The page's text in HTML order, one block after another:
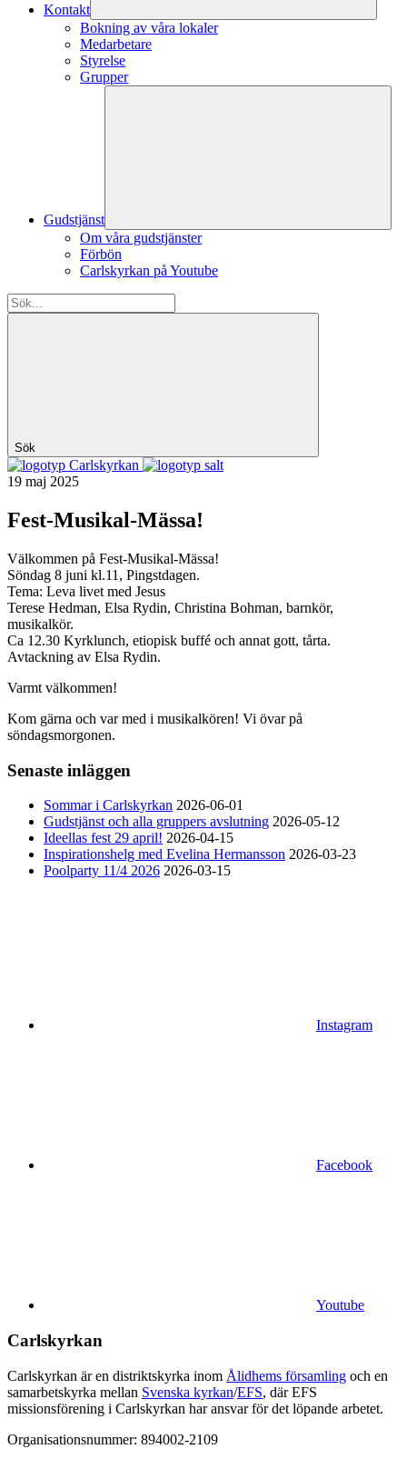
Kontakt
Bokning av våra lokaler
Medarbetare
Styrelse
Grupper
Gudstjänst
Om våra gudstjänster
Förbön
Carlskyrkan på Youtube
Sök
Carlskyrkan
19 maj 2025
Fest-Musikal-Mässa!
Välkommen på Fest-Musikal-Mässa!
Söndag 8 juni kl.11, Pingstdagen.
Tema: Leva livet med Jesus
Terese Hedman, Elsa Rydin, Christina Bohman, barnkör,
musikalkör.
Ca 12.30 Kyrklunch, etiopisk buffé och annat gott, tårta.
Avtackning av Elsa Rydin.
Varmt välkommen!
Kom gärna och var med i musikalkören! Vi övar på
söndagsmorgonen.
Senaste inläggen
Sommar i Carlskyrkan 2026-06-01
Gudstjänst och alla gruppers avslutning 2026-05-12
Ideellas fest 29 april! 2026-04-15
Inspirationshelg med Evelina Hermansson 2026-03-23
Poolparty 11/4 2026 2026-03-15
Instagram
Facebook
Youtube
Carlskyrkan
Carlskyrkan är en distriktskyrka inom Ålidhems församling och en
samarbetskyrka mellan Svenska kyrkan/EFS, där EFS
missionsförening i Carlskyrkan har ansvar för det löpande arbetet.
Organisationsnummer: 894002-2109